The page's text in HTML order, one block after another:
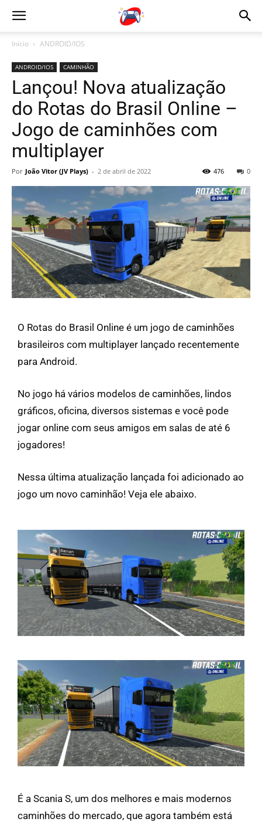
Início ANDROID/IOS
ANDROID/IOS CAMINHÃO
Lançou! Nova atualização
do Rotas do Brasil Online –
Jogo de caminhões com
multiplayer
Por João Vitor (JV Plays) - 2 de abril de 2022 0
476
O Rotas do Brasil Online é um jogo de caminhões
brasileiros com multiplayer lançado recentemente
para Android.
No jogo há vários modelos de caminhões, lindos
gráficos, oficina, diversos sistemas e você pode
jogar online com seus amigos em salas de até 6
jogadores!
Nessa última atualização lançada foi adicionado ao
jogo um novo caminhão! Veja ele abaixo.
É a Scania S, um dos melhores e mais modernos
caminhões do mercado, que agora também está